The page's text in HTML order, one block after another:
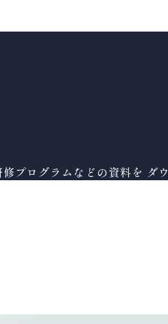
プログラムなどの資料を ダ